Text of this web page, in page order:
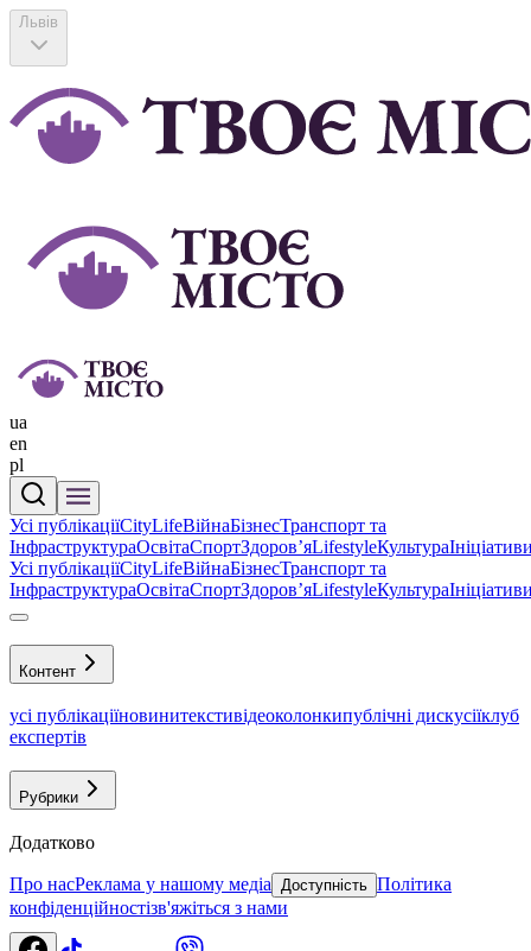
Львів
ua
en
pl
Усі публікаціїCityLifeВійнаБізнесТранспорт та
ІнфраструктураОсвітаСпортЗдоровʼяLifestyleКультура
Усі публікаціїCityLifeВійнаБізнесТранспорт та
ІнфраструктураОсвітаСпортЗдоровʼяLifestyleКультура
Контент
усі публікаціїновинитекстивідеоколонкипублічні дискусіїклуб
експертів
Рубрики
Додатково
Про насРеклама у нашому медіа Доступність Політика
конфіденційностізв'яжіться з нами